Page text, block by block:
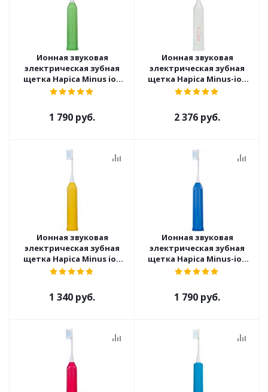
Ионная звуковая
электрическая зубная
щетка Hapica Minus ion
DB-3XG
1 790 руб.
Ионная звуковая
электрическая зубная
щетка Hapica Minus-ion
DBM-1H
2 376 руб.
Ионная звуковая
электрическая зубная
щетка Hapica Minus ion
DB-3XY
1 340 руб.
Ионная звуковая
электрическая зубная
щетка Hapica Minus-ion
DB-3XВ
1 790 руб.